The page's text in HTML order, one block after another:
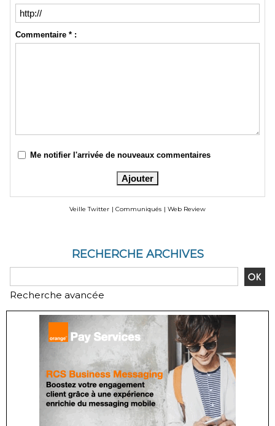
Commentaire * :
Me notifier l'arrivée de nouveaux commentaires
Veille Twitter | Communiqués | Web Review
RECHERCHE ARCHIVES
Recherche avancée